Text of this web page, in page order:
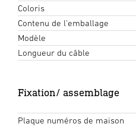
Coloris
Contenu de l'emballage
Modèle
Longueur du câble
Fixation/ assemblage
Plaque numéros de maison